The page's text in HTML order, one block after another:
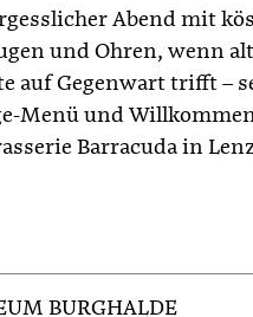
Abend mit
und Ohren, wenn
auf Gegenwart trifft –
Menü und
Barracuda in
BURGHALDE